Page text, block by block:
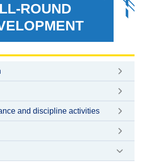
ROUND
and discipline activities